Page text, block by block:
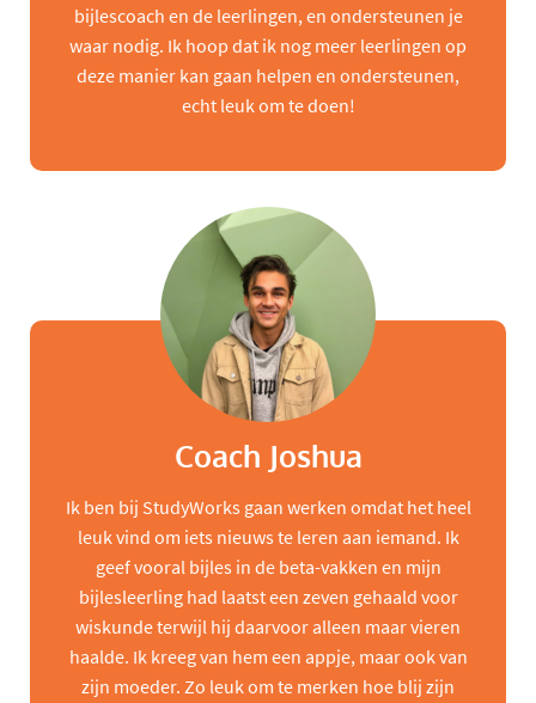
bijlescoach en de leerlingen, en ondersteunen je
waar nodig. Ik hoop dat ik nog meer leerlingen op
deze manier kan gaan helpen en ondersteunen,
echt leuk om te doen!
Coach Joshua
Ik ben bij StudyWorks gaan werken omdat het heel
leuk vind om iets nieuws te leren aan iemand. Ik
geef vooral bijles in de beta-vakken en mijn
bijlesleerling had laatst een zeven gehaald voor
wiskunde terwijl hij daarvoor alleen maar vieren
haalde. Ik kreeg van hem een appje, maar ook van
zijn moeder. Zo leuk om te merken hoe blij zijn